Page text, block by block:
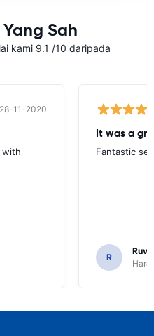
Sah
kami 9.1 /10 daripada
28-11-2020
with
Fantastic
R